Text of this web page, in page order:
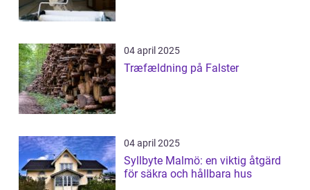
04 april 2025
Træfældning på Falster
04 april 2025
Syllbyte Malmö: en viktig åtgärd
för säkra och hållbara hus